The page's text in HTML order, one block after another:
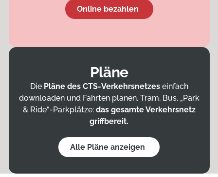
Online bezahlen
Pläne
Die Pläne des CTS-Verkehrsnetzeseinfach
downloaden und Fahrten planen. Tram, Bus, „Park
& Ride“-Parkplätze: das gesamte Verkehrsnetz
griffbereit.
Alle Pläne anzeigen